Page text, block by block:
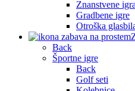
Znanstvene
Gradbene igre
Otroška
Back
Športne igre
Back
Golf seti